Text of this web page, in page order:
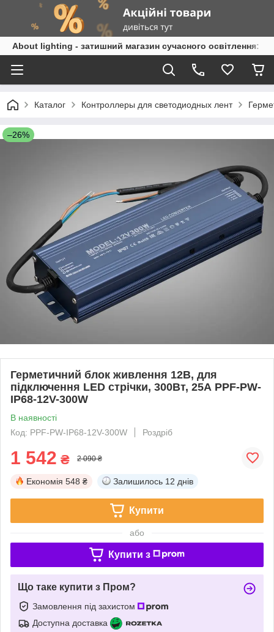
About lighting - затишний магазин сучасного освітлення:
Каталог Контроллеры для светодиодных лент
–26%
Герметичний блок живлення 12В, для
підключення LED стрічки, 300Вт, 25А PPF-PW-
IP68-12V-300W
В наявності
Код: PPF-PW-IP68-12V-300W
Роздріб
1 542 ₴ 2 090 ₴
Економія 548 ₴ Залишилось 12 днів
Купити
або
Купити з
Що таке купити з Пром?
Замовлення під захистом
Доступна доставка